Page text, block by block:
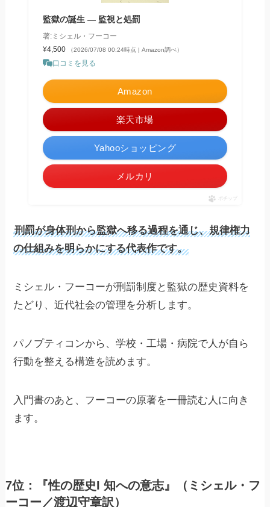
監獄の誕生 ― 監視と処罰
著:ミシェル・フーコー
¥4,500
（2026/07/08 00:24時点 | Amazon調べ）
口コミを見る
Amazon
楽天市場
Yahooショッピング
メルカリ
ポチップ
刑罰が身体刑から監獄へ移る過程を通じ、規律権力
の仕組みを明らかにする代表作です。
ミシェル・フーコーが刑罰制度と監獄の歴史資料を
たどり、近代社会の管理を分析します。
パノプティコンから、学校・工場・病院で人が自ら
行動を整える構造を読めます。
入門書のあと、フーコーの原著を一冊読む人に向き
ます。
7位：『性の歴史I 知への意志』（ミシェル・フ
ーコー／渡辺守章訳）